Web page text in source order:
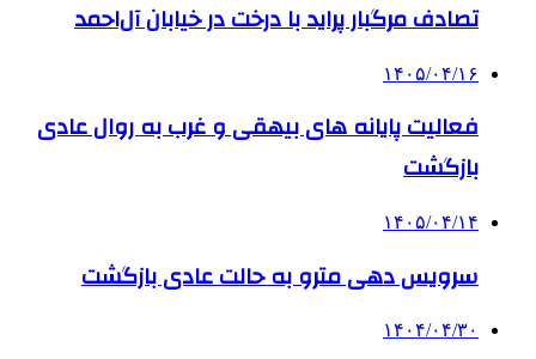
تصادف مرگبار پراید با درخت در خیابان آل‌احمد
۱۴۰۵/۰۴/۱۶
فعالیت پایانه های بیهقی و غرب به روال عادی
بازگشت
۱۴۰۵/۰۴/۱۴
سرویس دهی مترو به حالت عادی بازگشت
۱۴۰۴/۰۴/۳۰